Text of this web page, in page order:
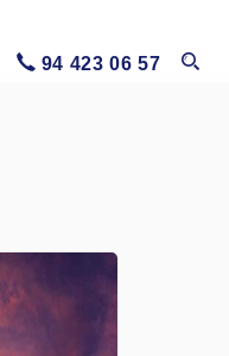
94 423 06 57